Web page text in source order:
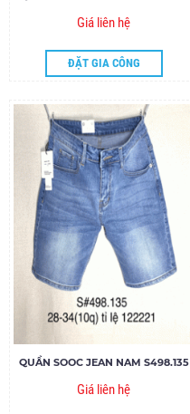
Giá liên hệ
ĐẶT GIA CÔNG
QUẦN SOOC JEAN NAM S498.135
Giá liên hệ